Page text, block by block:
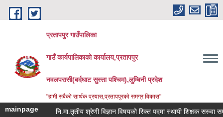
Skip to main content
प्रतापपुर गाउँपालिका
गाउँ कार्यपालिकाको कार्यालय,प्रतापपुर
नवलपरासी(बर्दघाट सुस्ता पश्चिम),लुम्बिनी प्रदेश
"हामी सबैको सार्थक प्रयास,प्रतापपुरको समग्र विकास"
mainpage नि.मा.तृतीय श्रेणी विज्ञान विषयको रिक्त पदमा स्थायी शिक्षक सरुवा